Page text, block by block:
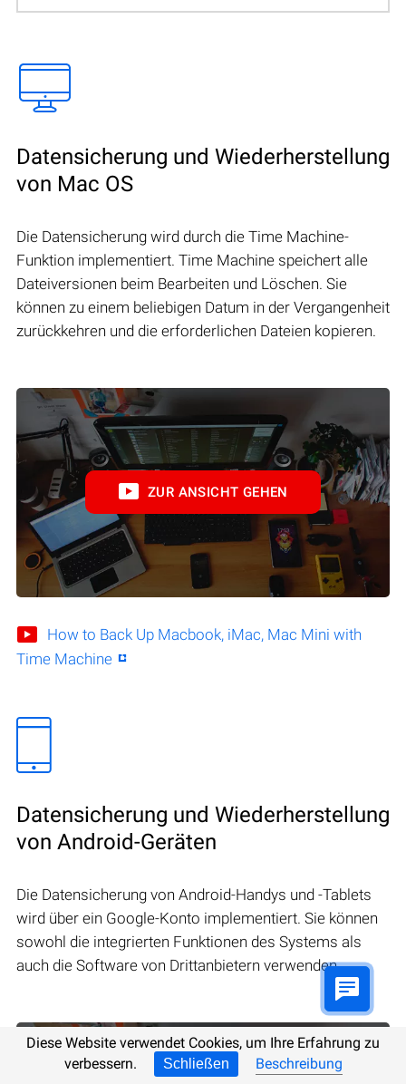
Datensicherung und Wiederherstellung
von Mac OS
Die Datensicherung wird durch die Time Machine-
Funktion implementiert. Time Machine speichert alle
Dateiversionen beim Bearbeiten und Löschen. Sie
können zu einem beliebigen Datum in der Vergangenheit
zurückkehren und die erforderlichen Dateien kopieren.
ZUR ANSICHT GEHEN
How to Back Up Macbook, iMac, Mac Mini with
Time Machine
Datensicherung und Wiederherstellung
von Android-Geräten
Die Datensicherung von Android-Handys und -Tablets
wird über ein Google-Konto implementiert. Sie können
sowohl die integrierten Funktionen des Systems als
auch die Software von Drittanbietern verwenden.
Diese Website verwendet Cookies, um Ihre Erfahrung zu
verbessern.
Schließen Beschreibung